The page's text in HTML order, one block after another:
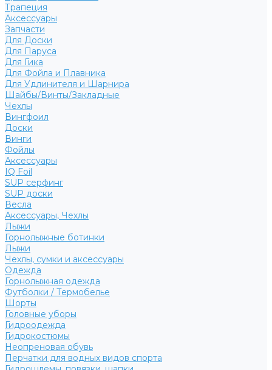
Трапеция
Аксессуары
Запчасти
Для Доски
Для Паруса
Для Гика
Для Фойла и Плавника
Для Удлинителя и Шарнира
Шайбы/Винты/Закладные
Чехлы
Вингфоил
Доски
Винги
Фойлы
Аксессуары
IQ Foil
SUP серфинг
SUP доски
Весла
Аксессуары, Чехлы
Лыжи
Горнолыжные ботинки
Лыжи
Чехлы, сумки и аксессуары
Одежда
Горнолыжная одежда
Футболки / Термобелье
Шорты
Головные уборы
Гидроодежда
Гидрокостюмы
Неопреновая обувь
Перчатки для водных видов спорта